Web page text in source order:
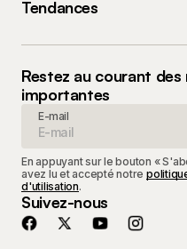
Tendances
Restez au courant des
importantes
E-mail
En appuyant sur le bouton «
avez lu et accepté notre
d'utilisation.
Suivez-nous